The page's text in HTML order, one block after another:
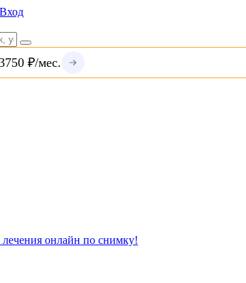
Вход
₽/мес.
лечения онлайн по снимку!